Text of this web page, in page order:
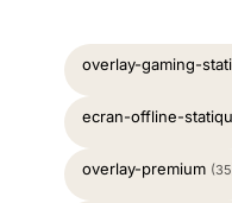
overlay-gaming-
ecran-offline-
overlay-premium